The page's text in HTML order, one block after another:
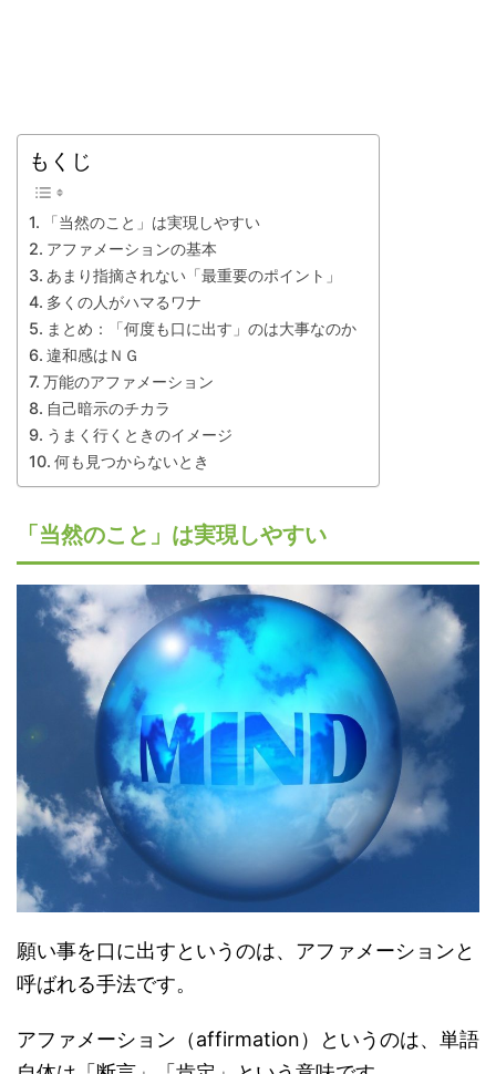
もくじ
「当然のこと」は実現しやすい
アファメーションの基本
あまり指摘されない「最重要のポイント」
多くの人がハマるワナ
まとめ：「何度も口に出す」のは大事なのか
違和感はＮＧ
万能のアファメーション
自己暗示のチカラ
うまく行くときのイメージ
何も見つからないとき
「当然のこと」は実現しやすい
願い事を口に出すというのは、アファメーションと
呼ばれる手法です。
アファメーション（affirmation）というのは、単語